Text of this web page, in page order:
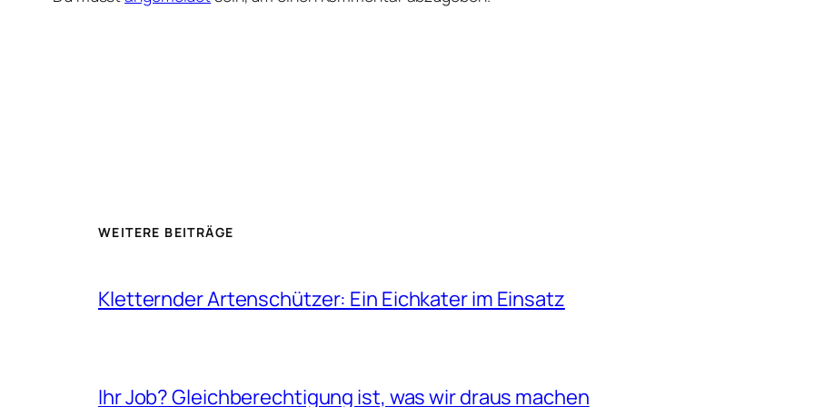
WEITERE BEITRÄGE
Kletternder Artenschützer: Ein Eichkater im Einsatz
Ihr Job? Gleichberechtigung ist, was wir draus machen